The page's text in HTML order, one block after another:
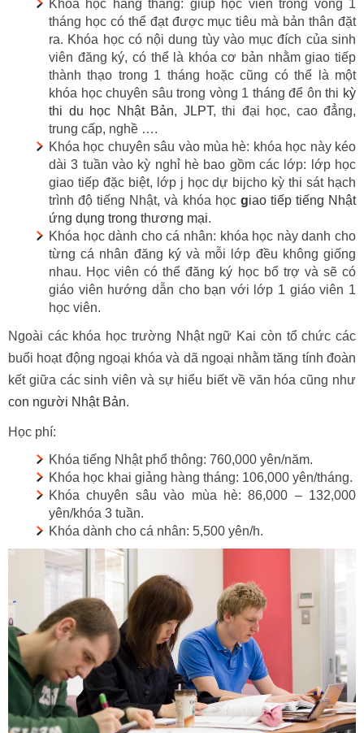
Khóa học hàng tháng: giúp học viên trong vòng 1
tháng học có thể đạt được mục tiêu mà bản thân đặt
ra. Khóa học có nội dung tùy vào mục đích của sinh
viên đăng ký, có thể là khóa cơ bản nhằm giao tiếp
thành thạo trong 1 tháng hoặc cũng có thể là một
khóa học chuyên sâu trong vòng 1 tháng để ôn thi kỳ
thi du học Nhật Bản, JLPT, thi đại học, cao đẳng,
trung cấp, nghề ….
Khóa học chuyên sâu vào mùa hè: khóa học này kéo
dài 3 tuần vào kỳ nghỉ hè bao gồm các lớp: lớp học
giao tiếp đặc biệt, lớp j học dự bijcho kỳ thi sát hạch
trình độ tiếng Nhật, và khóa học giao tiếp tiếng Nhật
ứng dụng trong thương mại.
Khóa học dành cho cá nhân: khóa học này danh cho
từng cá nhân đăng ký và mỗi lớp đều không giống
nhau. Học viên có thể đăng ký học bổ trợ và sẽ có
giáo viên hướng dẫn cho bạn với lớp 1 giáo viên 1
học viên.
Ngoài các khóa học trường Nhật ngữ Kai còn tổ chức các
buổi hoạt động ngoại khóa và dã ngoại nhằm tăng tính đoàn
kết giữa các sinh viên và sự hiểu biết về văn hóa cũng như
con người Nhật Bản.
Học phí:
Khóa tiếng Nhật phổ thông: 760,000 yên/năm.
Khóa học khai giảng hàng tháng: 106,000 yên/tháng.
Khóa chuyên sâu vào mùa hè: 86,000 – 132,000
yên/khóa 3 tuần.
Khóa dành cho cá nhân: 5,500 yên/h.